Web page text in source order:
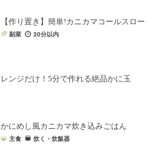
【作り置き】簡単!カニカマコールスロー
副菜 20分以内
レンジだけ！5分で作れる絶品かに玉
かにめし風カニカマ炊き込みごはん
主食 炊く・炊飯器